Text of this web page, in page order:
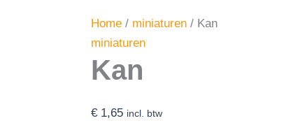
Home / miniaturen / Kan
miniaturen
Kan
€ 1,65 incl. btw